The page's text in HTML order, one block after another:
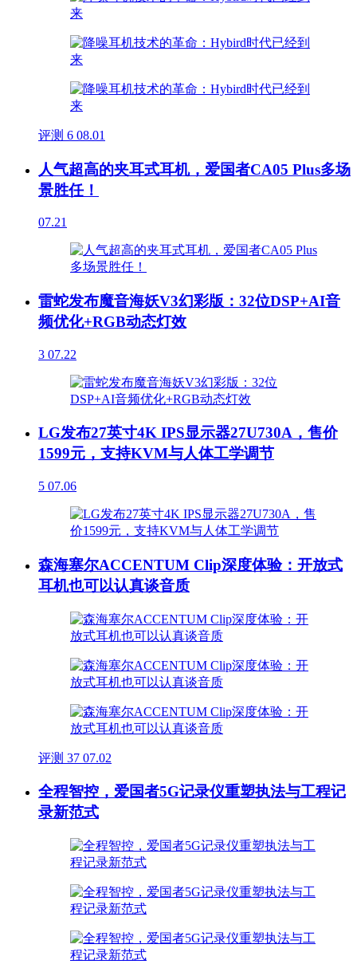
评测 6 08.01
人气超高的夹耳式耳机，爱国者CA05 Plus多场
景胜任！
07.21
雷蛇发布魔音海妖V3幻彩版：32位DSP+AI音
频优化+RGB动态灯效
3 07.22
LG发布27英寸4K IPS显示器27U730A，售价
1599元，支持KVM与人体工学调节
5 07.06
森海塞尔ACCENTUM Clip深度体验：开放式
耳机也可以认真谈音质
评测 37 07.02
全程智控，爱国者5G记录仪重塑执法与工程记
录新范式